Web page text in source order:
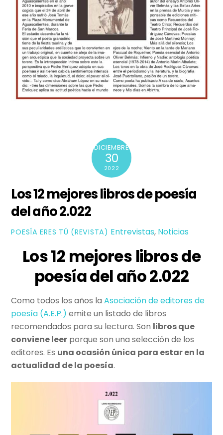
DICIEMBRE
30
2022
Los 12 mejores libros de poesía
del año 2.022
POESÍ­A ERES TÚ (REVISTA) Entrevistas, Noticias
Los 12 mejores libros de
poesía del año 2.022
Como todos los años laAsociación de editores de
poesía (A.E.P.) emite un listado de libros
recomendados para su lectura. Son libros que
conviene leer porque son una selección de los
editores. Es una ocasión única para estar en la
actualidad de la poesía.